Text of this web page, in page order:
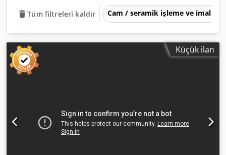
Tüm filtreleri kaldır Cam / seramik işleme ve imalat
Küçük ilan